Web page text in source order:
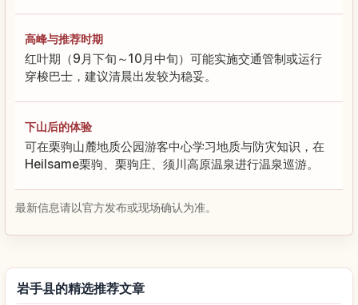
高峰与推荐时期
红叶期（9月下旬～10月中旬）可能实施交通管制或运行
穿梭巴士，建议清晨出发较为稳妥。
下山后的体验
可在栗驹山麓地质公园游客中心学习地质与防灾知识，在
Heilsame栗驹、栗驹庄、须川高原温泉进行温泉巡游。
最新信息请以官方发布或现场确认为准。
岩手县的精选推荐文章